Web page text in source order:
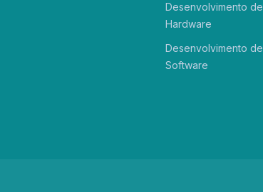
Desenvolvimento de
Hardware
Desenvolvimento de
Software